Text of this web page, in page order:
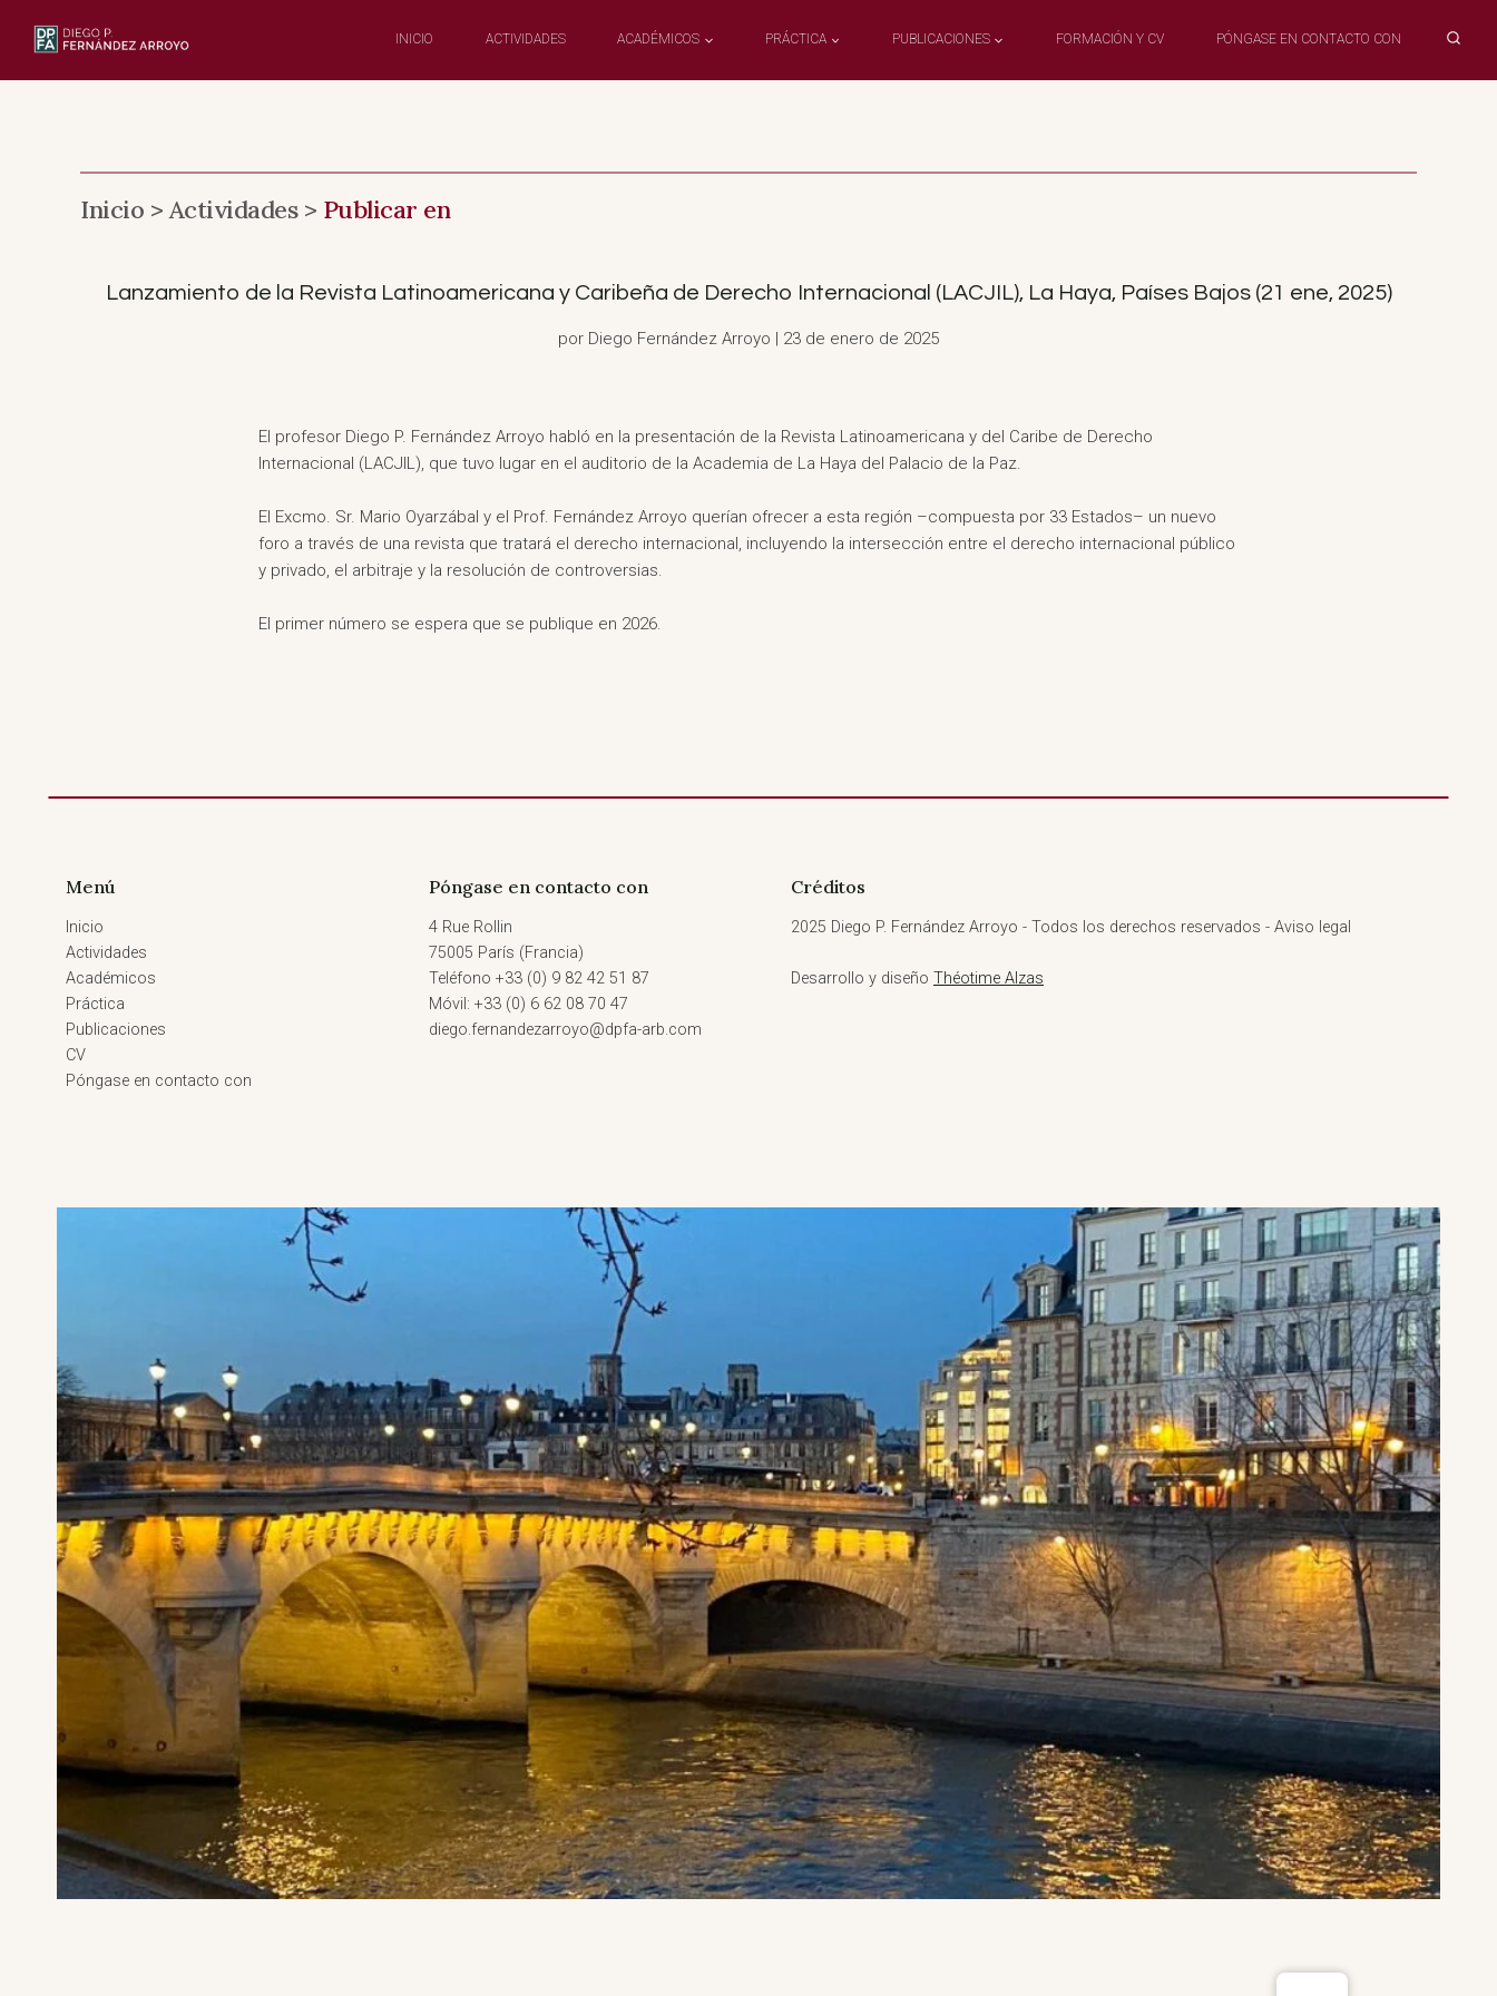
INICIO ACTIVIDADES ACADÉMICOS PRÁCTICA PUBLICACIONES FORMACIÓN Y CV PÓNGASE EN CONTACTO CON
Inicio >Actividades > Publicar en
Lanzamiento de la Revista Latinoamericana y Caribeña de Derecho Internacional (LACJIL), La Haya, Países Bajos (21 ene, 2025)
por Diego Fernández Arroyo | 23 de enero de 2025
El profesor Diego P. Fernández Arroyo habló en la presentación de la Revista Latinoamericana y del Caribe de Derecho
Internacional (LACJIL), que tuvo lugar en el auditorio de la Academia de La Haya del Palacio de la Paz.
El Excmo. Sr. Mario Oyarzábal y el Prof. Fernández Arroyo querían ofrecer a esta región –compuesta por 33 Estados– un nuevo
foro a través de una revista que tratará el derecho internacional, incluyendo la intersección entre el derecho internacional público
y privado, el arbitraje y la resolución de controversias.
El primer número se espera que se publique en 2026.
Menú
Inicio
Actividades
Académicos
Práctica
Publicaciones
CV
Póngase en contacto con
Póngase en contacto con
4 Rue Rollin
75005 París (Francia)
Teléfono +33 (0) 9 82 42 51 87
Móvil: +33 (0) 6 62 08 70 47
diego.fernandezarroyo@dpfa-arb.com
Créditos
2025 Diego P. Fernández Arroyo - Todos los derechos reservados - Aviso legal
Desarrollo y diseño Théotime Alzas